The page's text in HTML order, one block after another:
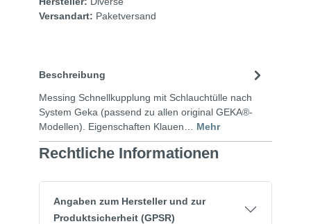
Versandart: Paketversand
Beschreibung
Messing Schnellkupplung mit Schlauchtülle nach
System Geka (passend zu allen original GEKA®-
Modellen). Eigenschaften Klauen… Mehr
Rechtliche Informationen
Angaben zum Hersteller und zur
Produktsicherheit (GPSR)